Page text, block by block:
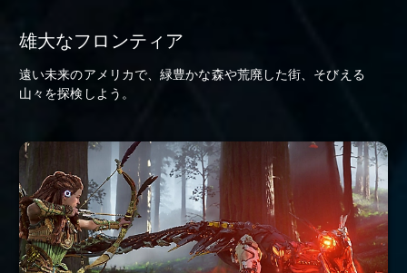
雄大なフロンティア
遠い未来のアメリカで、緑豊かな森や荒廃した街、そびえる
山々を探検しよう。